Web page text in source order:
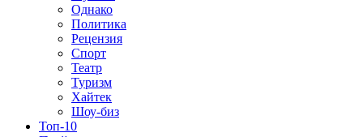
Однако
Политика
Рецензия
Спорт
Театр
Туризм
Хайтек
Шоу-биз
Топ-10